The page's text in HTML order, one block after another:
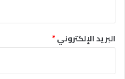
البريد الإلكتروني*